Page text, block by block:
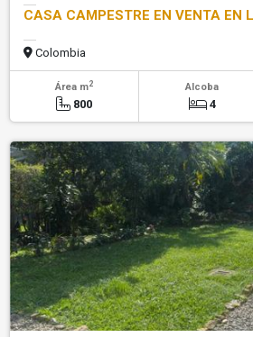
CASA CAMPESTRE EN VENTA EN
Colombia
Área m2
800
Alcoba
4